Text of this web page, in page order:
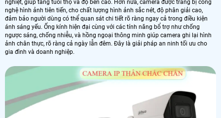
nghiệt, giúp tăng tuổi thọ và độ bền cao. Hơn nữa, camera được trang bị công
nghệ hình ảnh tiên tiến, cho chất lượng hình ảnh sắc nét, độ phân giải cao,
đảm bảo người dùng có thể quan sát chi tiết rõ ràng ngay cả trong điều kiện
ánh sáng yếu. Ống kính hiện đại cùng với các tính năng bổ trợ như chống
ngược sáng, chống nhiễu, và hồng ngoại thông minh giúp camera ghi lại hình
ảnh chân thực, rõ ràng cả ngày lẫn đêm. Đây là giải pháp an ninh tối ưu cho
gia đình và doanh nghiệp.